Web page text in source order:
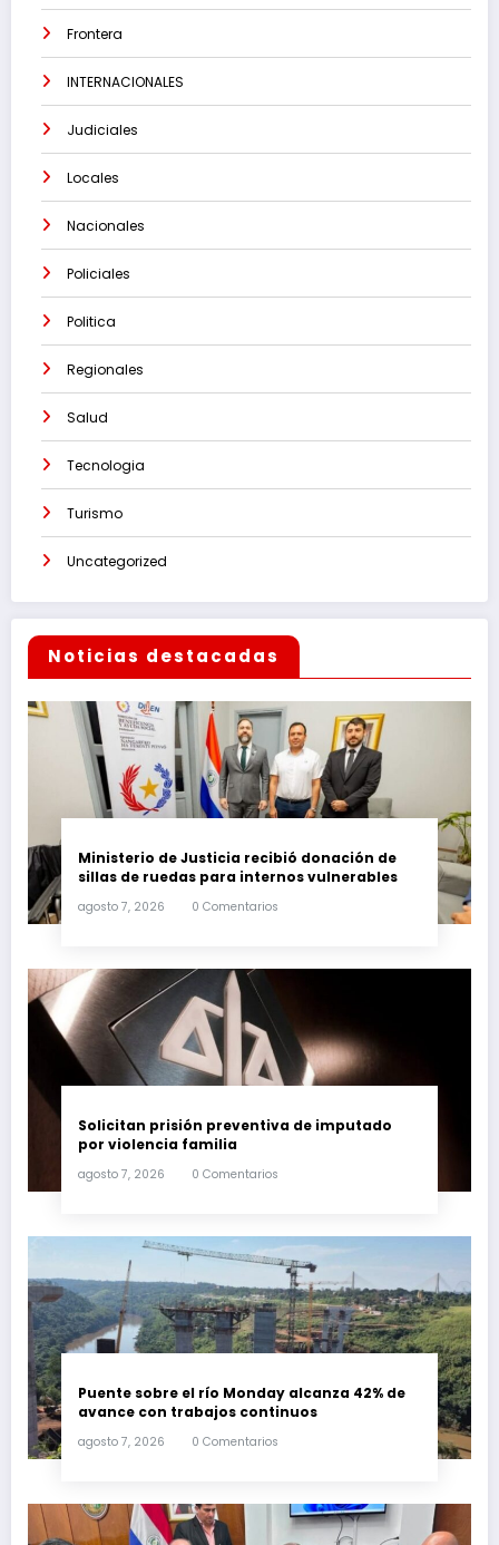
Frontera
INTERNACIONALES
Judiciales
Locales
Nacionales
Policiales
Politica
Regionales
Salud
Tecnologia
Turismo
Uncategorized
Noticias destacadas
Ministerio de Justicia recibió donación de
sillas de ruedas para internos vulnerables
agosto 7, 2026 0 Comentarios
Solicitan prisión preventiva de imputado
por violencia familia
agosto 7, 2026 0 Comentarios
Puente sobre el río Monday alcanza 42% de
avance con trabajos continuos
agosto 7, 2026 0 Comentarios